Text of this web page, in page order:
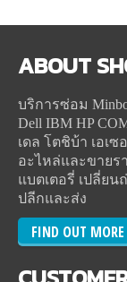
ABOUT
บริการซ่อม
Dell IBM HP
เดล โตชิบ้า เอเ
อะไหล่และขายร
แบตเตอรี่ เปลี่ยน
ปลีกและส่ง
FIND OUT MORE